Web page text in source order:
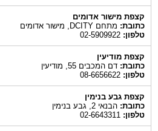
קצפת מישור אדומים
כתובת:מתחם DCITY, מישור אדומים
טלפון:02-5909922
קצפת מודיעין
כתובת:דם המכבים 55, מודיעין
טלפון:08-6656622
קצפת גבע בנימין
כתובת:הבנאי 2, גבע בנימין
טלפון:02-6643311